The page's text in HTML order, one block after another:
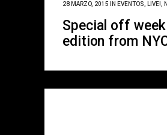
28 MARZO, 2015 IN EVENTOS LIVE!
Special off week
edition from